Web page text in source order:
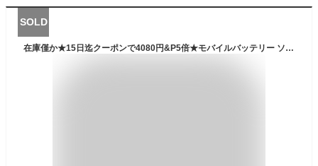
SOLD
在庫僅か★15日迄クーポンで4080円&P5倍★モバイルバッテリー ソーラーパネル ワイヤレス 40800mAh PD22.5W 大容量 大出力 急速充電 ソーラー充電器 防災 LEDライト付き 3USB出力ポート QC&PD対応 充電器 太陽光 ソーラーチャージャー 残量表示 iPhone Android Galaxy ギフト